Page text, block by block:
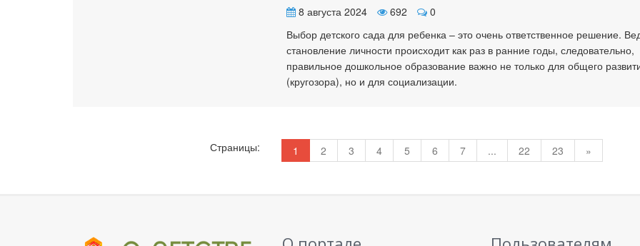
8 августа 2024 692
0
Выбор детского сада для ребенка – это очень ответственное решение.
становление личности происходит как раз в ранние годы, следовательно,
правильное дошкольное образование важно не только для общего
(кругозора), но и для социализации.
Страницы: 1 2 3 4 5 6 7 ... 22 23 »